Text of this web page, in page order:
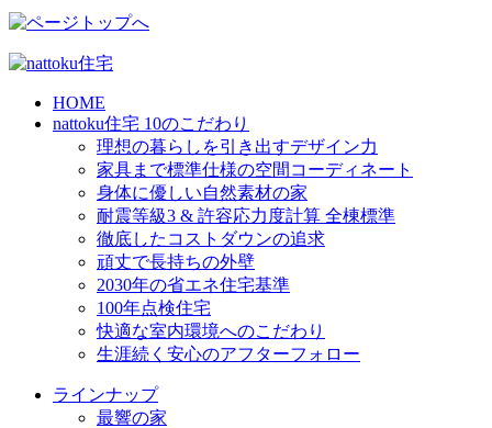
HOME
nattoku住宅 10のこだわり
理想の暮らしを引き出すデザイン力
家具まで標準仕様の空間コーディネート
身体に優しい自然素材の家
耐震等級3 & 許容応力度計算 全棟標準
徹底したコストダウンの追求
頑丈で長持ちの外壁
2030年の省エネ住宅基準
100年点検住宅
快適な室内環境へのこだわり
生涯続く安心のアフターフォロー
ラインナップ
最響の家